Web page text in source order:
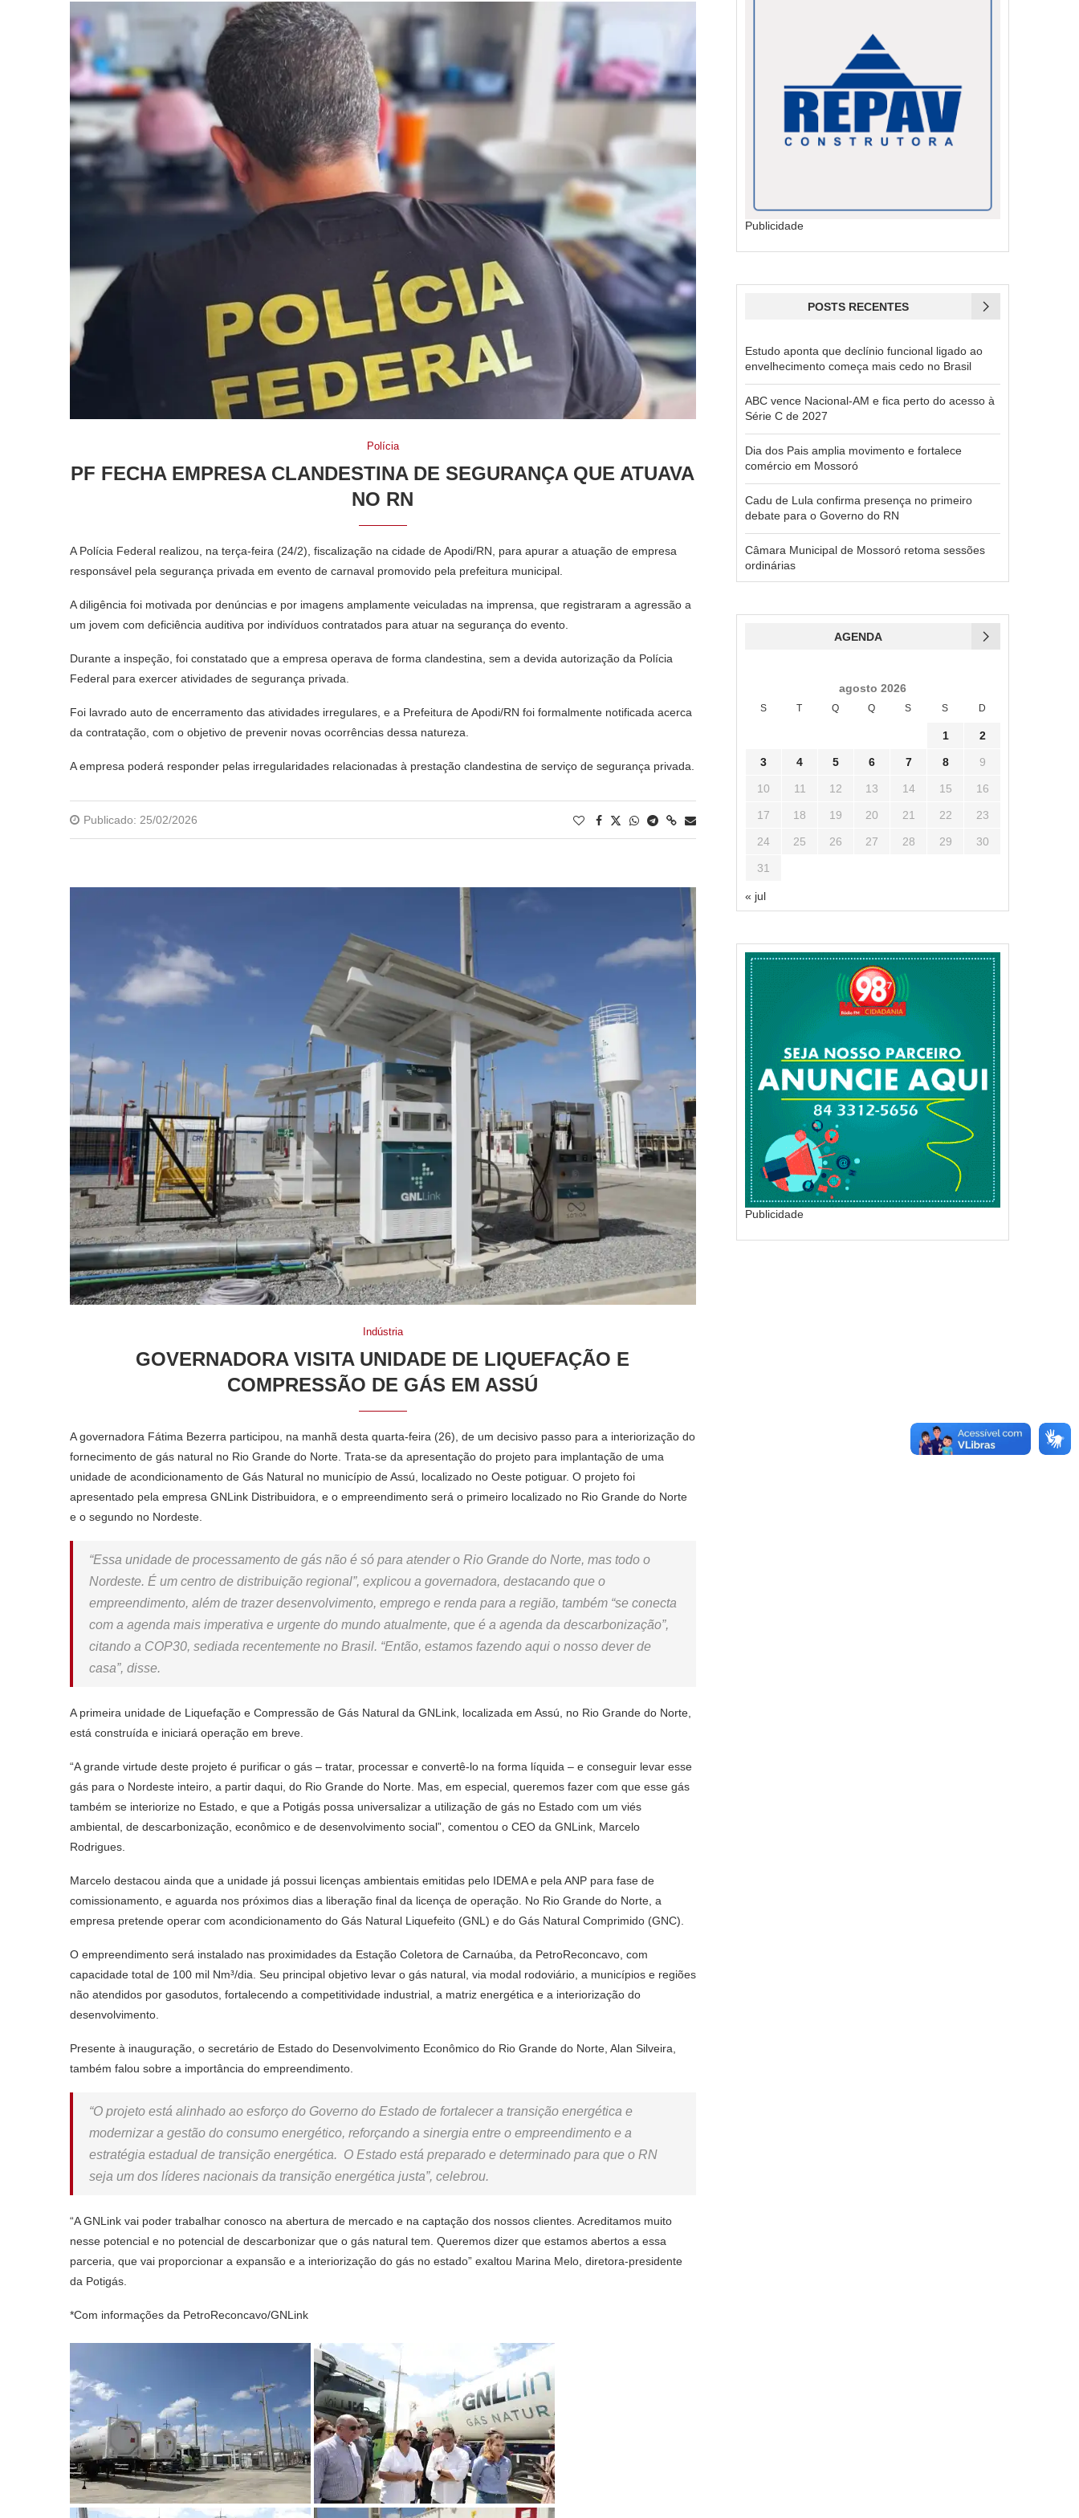
Polícia
PF FECHA EMPRESA CLANDESTINA DE SEGURANÇA QUE ATUAVA
NO RN
A Polícia Federal realizou, na terça-feira (24/2), fiscalização na cidade de Apodi/RN, para apurar a atuação de empresa
responsável pela segurança privada em evento de carnaval promovido pela prefeitura municipal.
A diligência foi motivada por denúncias e por imagens amplamente veiculadas na imprensa, que registraram a agressão a
um jovem com deficiência auditiva por indivíduos contratados para atuar na segurança do evento.
Durante a inspeção, foi constatado que a empresa operava de forma clandestina, sem a devida autorização da Polícia
Federal para exercer atividades de segurança privada.
Foi lavrado auto de encerramento das atividades irregulares, e a Prefeitura de Apodi/RN foi formalmente notificada acerca
da contratação, com o objetivo de prevenir novas ocorrências dessa natureza.
A empresa poderá responder pelas irregularidades relacionadas à prestação clandestina de serviço de segurança privada.
Publicado: 25/02/2026
Indústria
GOVERNADORA VISITA UNIDADE DE LIQUEFAÇÃO E
COMPRESSÃO DE GÁS EM ASSÚ
A governadora Fátima Bezerra participou, na manhã desta quarta-feira (26), de um decisivo passo para a interiorização do
fornecimento de gás natural no Rio Grande do Norte. Trata-se da apresentação do projeto para implantação de uma
unidade de acondicionamento de Gás Natural no município de Assú, localizado no Oeste potiguar. O projeto foi
apresentado pela empresa GNLink Distribuidora, e o empreendimento será o primeiro localizado no Rio Grande do Norte
e o segundo no Nordeste.
“Essa unidade de processamento de gás não é só para atender o Rio Grande do Norte, mas todo o
Nordeste. É um centro de distribuição regional”, explicou a governadora, destacando que o
empreendimento, além de trazer desenvolvimento, emprego e renda para a região, também “se conecta
com a agenda mais imperativa e urgente do mundo atualmente, que é a agenda da descarbonização”,
citando a COP30, sediada recentemente no Brasil. “Então, estamos fazendo aqui o nosso dever de
casa”, disse.
A primeira unidade de Liquefação e Compressão de Gás Natural da GNLink, localizada em Assú, no Rio Grande do Norte,
está construída e iniciará operação em breve.
“A grande virtude deste projeto é purificar o gás – tratar, processar e convertê-lo na forma líquida – e conseguir levar esse
gás para o Nordeste inteiro, a partir daqui, do Rio Grande do Norte. Mas, em especial, queremos fazer com que esse gás
também se interiorize no Estado, e que a Potigás possa universalizar a utilização de gás no Estado com um viés
ambiental, de descarbonização, econômico e de desenvolvimento social”, comentou o CEO da GNLink, Marcelo
Rodrigues.
Marcelo destacou ainda que a unidade já possui licenças ambientais emitidas pelo IDEMA e pela ANP para fase de
comissionamento, e aguarda nos próximos dias a liberação final da licença de operação. No Rio Grande do Norte, a
empresa pretende operar com acondicionamento do Gás Natural Liquefeito (GNL) e do Gás Natural Comprimido (GNC).
O empreendimento será instalado nas proximidades da Estação Coletora de Carnaúba, da PetroReconcavo, com
capacidade total de 100 mil Nm³/dia. Seu principal objetivo levar o gás natural, via modal rodoviário, a municípios e regiões
não atendidos por gasodutos, fortalecendo a competitividade industrial, a matriz energética e a interiorização do
desenvolvimento.
Presente à inauguração, o secretário de Estado do Desenvolvimento Econômico do Rio Grande do Norte, Alan Silveira,
também falou sobre a importância do empreendimento.
“O projeto está alinhado ao esforço do Governo do Estado de fortalecer a transição energética e
modernizar a gestão do consumo energético, reforçando a sinergia entre o empreendimento e a
estratégia estadual de transição energética. O Estado está preparado e determinado para que o RN
seja um dos líderes nacionais da transição energética justa”, celebrou.
“A GNLink vai poder trabalhar conosco na abertura de mercado e na captação dos nossos clientes. Acreditamos muito
nesse potencial e no potencial de descarbonizar que o gás natural tem. Queremos dizer que estamos abertos a essa
parceria, que vai proporcionar a expansão e a interiorização do gás no estado” exaltou Marina Melo, diretora-presidente
da Potigás.
*Com informações da PetroReconcavo/GNLink
Publicidade
POSTS RECENTES
Estudo aponta que declínio funcional ligado ao
envelhecimento começa mais cedo no Brasil
ABC vence Nacional-AM e fica perto do acesso à
Série C de 2027
Dia dos Pais amplia movimento e fortalece
comércio em Mossoró
Cadu de Lula confirma presença no primeiro
debate para o Governo do RN
Câmara Municipal de Mossoró retoma sessões
ordinárias
AGENDA
agosto 2026
S T Q Q S S D
1 2
3 4 5 6 7 8 9
10 11 12 13 14 15 16
17 18 19 20 21 22 23
24 25 26 27 28 29 30
31
« jul
Publicidade